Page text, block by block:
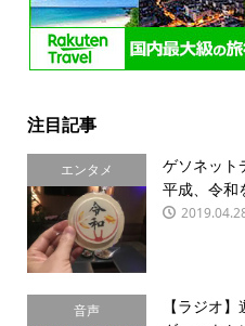
注目記事
エンタメ
ゲソネット
平成、令和
音声
【ラジオ